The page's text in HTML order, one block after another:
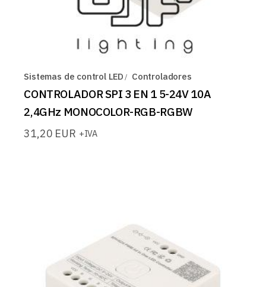
Sistemas de control LED Controladores
CONTROLADOR SPI 3 EN 1 5-24V 10A
2,4GHz MONOCOLOR-RGB-RGBW
31,20 EUR +IVA